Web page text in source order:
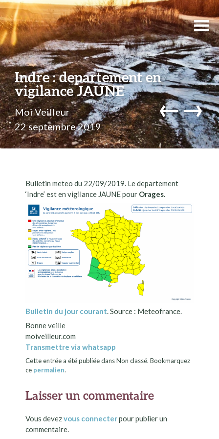
Indre : departement en
vigilance JAUNE
Moi Veilleur
22 septembre 2019
←→
Bulletin meteo du 22/09/2019. Le departement
‘Indre’ est en vigilance JAUNE pour Orages.
Bulletin du jour courant . Source : Meteofrance.
Bonne veille
moiveilleur.com
Transmettre via whatsapp
Cette entrée a été publiée dans Non classé. Bookmarquez
ce permalien.
Laisser un commentaire
Vous devezvous connecterpour publier un
commentaire.